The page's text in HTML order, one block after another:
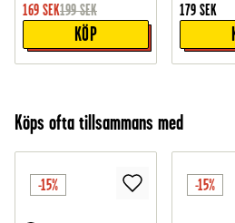
169 SEK199 SEK
KÖP
179 SEK
Köps ofta tillsammans med
-15% -15%